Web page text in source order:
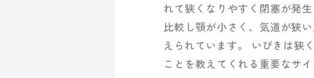
れて狭くなりやすく閉塞が発
比較し顎が小さく、気道が狭
えられています。 いびきは狭
ことを教えてくれる重要なサ